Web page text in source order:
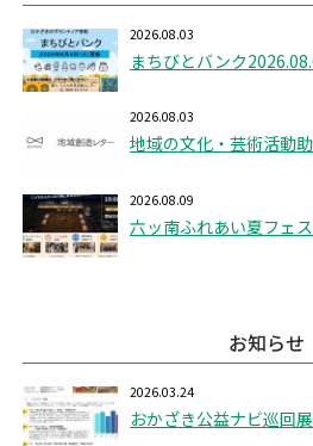
2026.08.03
まちびとバンク
2026.08.03
地域の文化・芸術活動
2026.08.09
六ッ南ふれあい夏フェ
お知らせ
2026.03.24
おかざき公益ナビ巡回